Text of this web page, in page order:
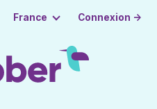
France Connexion →